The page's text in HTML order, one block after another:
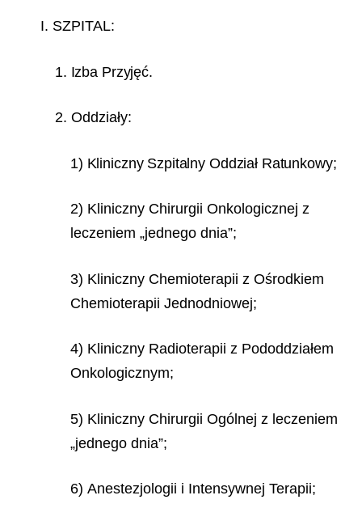
I. SZPITAL:
1. Izba Przyjęć.
2. Oddziały:
1) Kliniczny Szpitalny Oddział Ratunkowy;
2) Kliniczny Chirurgii Onkologicznej z
leczeniem „jednego dnia”;
3) Kliniczny Chemioterapii z Ośrodkiem
Chemioterapii Jednodniowej;
4) Kliniczny Radioterapii z Pododdziałem
Onkologicznym;
5) Kliniczny Chirurgii Ogólnej z leczeniem
„jednego dnia”;
6) Anestezjologii i Intensywnej Terapii;